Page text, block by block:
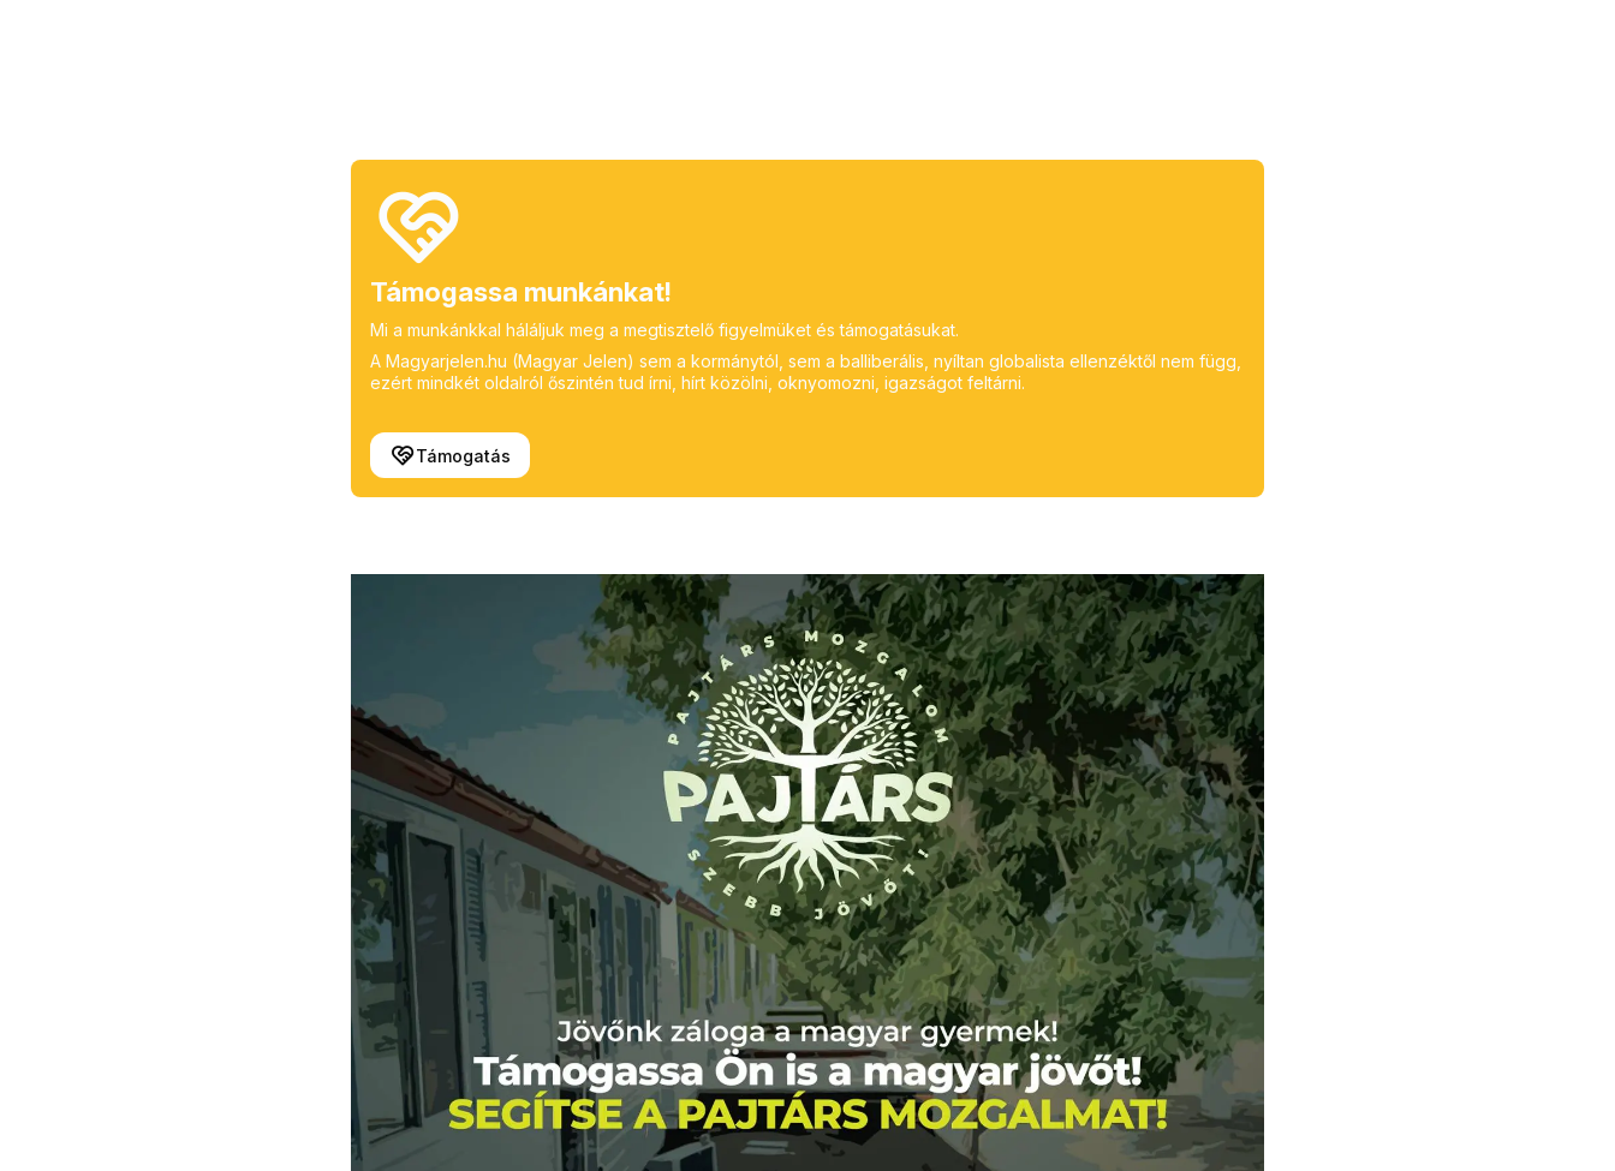
Támogassa munkánkat!
Mi a munkánkkal háláljuk meg a megtisztelő figyelmüket és támogatásukat.
A Magyarjelen.hu (Magyar Jelen) sem a kormánytól, sem a balliberális, nyíltan globalista ellenzéktől nem függ,
ezért mindkét oldalról őszintén tud írni, hírt közölni, oknyomozni, igazságot feltárni.
Támogatás